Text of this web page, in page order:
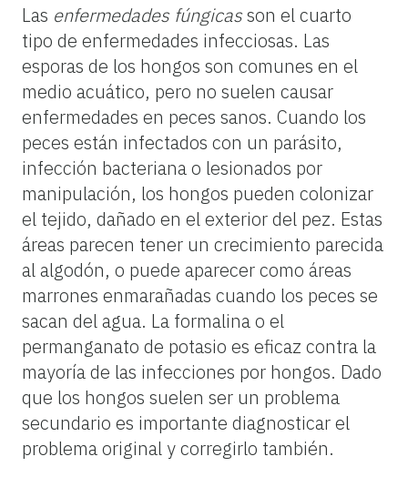
Las enfermedades fúngicasson el cuarto
tipo de enfermedades infecciosas. Las
esporas de los hongos son comunes en el
medio acuático, pero no suelen causar
enfermedades en peces sanos. Cuando los
peces están infectados con un parásito,
infección bacteriana o lesionados por
manipulación, los hongos pueden colonizar
el tejido, dañado en el exterior del pez. Estas
áreas parecen tener un crecimiento parecida
al algodón, o puede aparecer como áreas
marrones enmarañadas cuando los peces se
sacan del agua. La formalina o el
permanganato de potasio es eficaz contra la
mayoría de las infecciones por hongos. Dado
que los hongos suelen ser un problema
secundario es importante diagnosticar el
problema original y corregirlo también.